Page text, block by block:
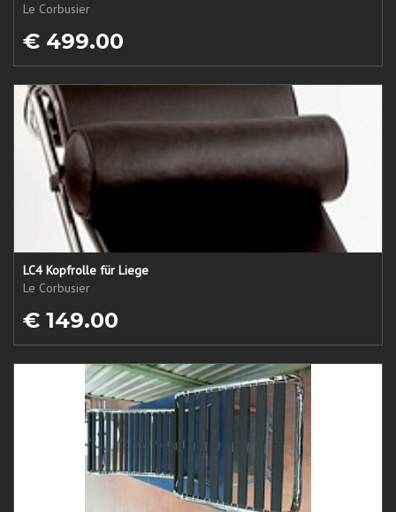
Le Corbusier
€ 499.00
LC4 Kopfrolle für Liege
Le Corbusier
€ 149.00